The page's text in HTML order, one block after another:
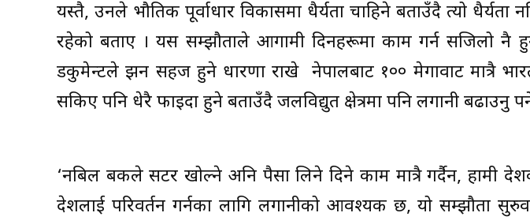
यस्तै, उनले भौतिक पूर्वाधार विकासमा धैर्यता चाहिने बताउँदै त्यो धैर्यता
रहेको बताए । यस सम्झौताले आगामी दिनहरूमा काम गर्न सजिलो नै
डकुमेन्टले झन सहज हुने धारणा राखे नेपालबाट १०० मेगावाट मात्रै
सकिए पनि धेरै फाइदा हुने बताउँदै जलविद्युत क्षेत्रमा पनि लगानी बढाउनु
‘नबिल बैंकले सटर खोल्ने अनि पैसा लिने दिने काम मात्रै गर्दैन, हामी
देशलाई परिवर्तन गर्नका लागि लगानीको आवश्यक छ, यो सम्झौता